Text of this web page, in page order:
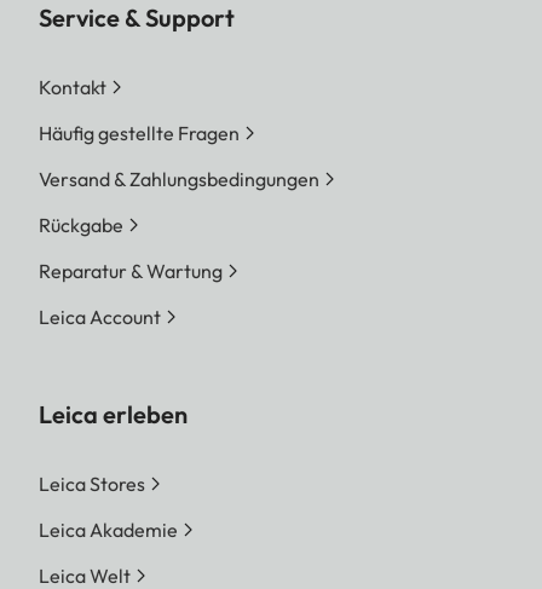
Service & Support
Kontakt
Häufig gestellte Fragen
Versand & Zahlungsbedingungen
Rückgabe
Reparatur & Wartung
Leica Account
Leica erleben
Leica Stores
Leica Akademie
Leica Welt